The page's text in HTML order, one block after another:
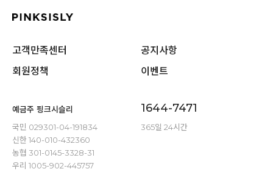
고객만족센터
공지사항
회원정책
이벤트
예금주 핑크시슬리
국민 029301-04-191834
신한 140-010-432360
농협 301-0145-3328-31
우리 1005-902-445757
1644-7471
365일 24시간